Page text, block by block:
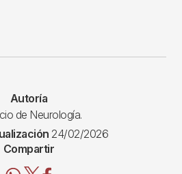
Autoría
de Neurología.
24/02/2026
Compartir